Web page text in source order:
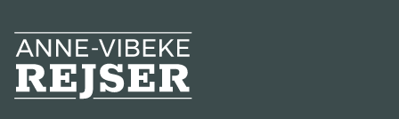
Anne-Vibeke Rejser